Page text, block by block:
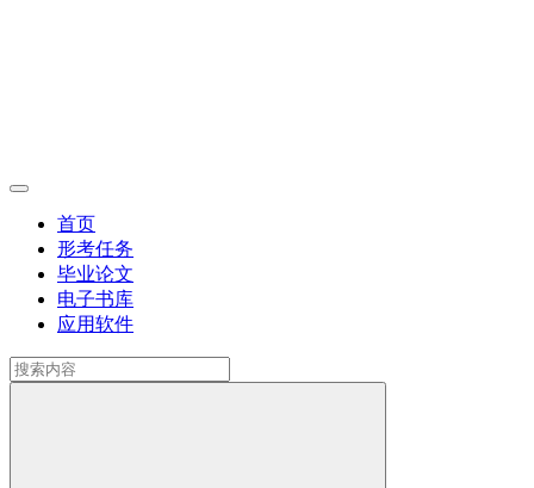
首页
形考任务
毕业论文
电子书库
应用软件